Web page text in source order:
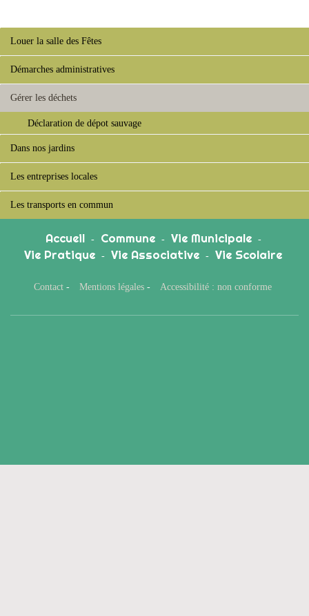
Louer la salle des Fêtes
Démarches administratives
Gérer les déchets
Déclaration de dépot sauvage
Dans nos jardins
Les entreprises locales
Les transports en commun
Accueil - Commune - Vie Municipale -
Vie Pratique - Vie Associative - Vie Scolaire
Contact - Mentions légales - Accessibilité : non conforme